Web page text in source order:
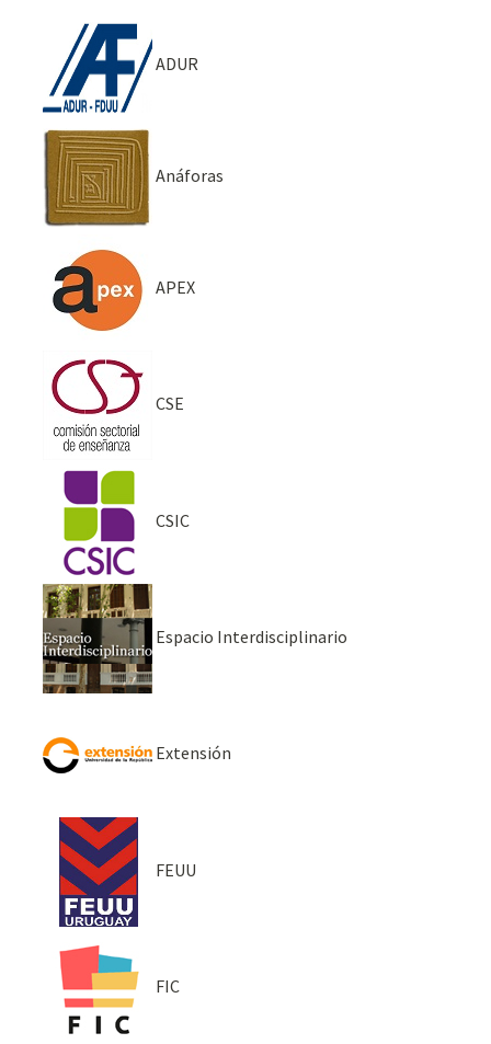
ADUR
Anáforas
APEX
CSE
CSIC
Espacio Interdisciplinario
Extensión
FEUU
FIC